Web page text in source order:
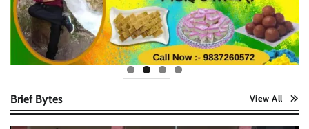
Brief Bytes View All